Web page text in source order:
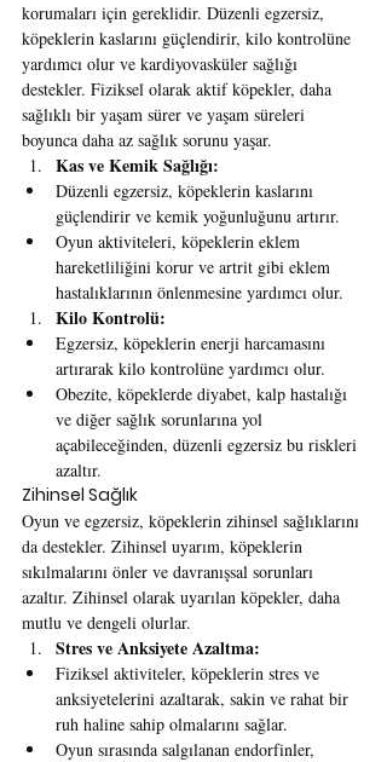
korumaları için gereklidir. Düzenli egzersiz,
köpeklerin kaslarını güçlendirir, kilo kontrolüne
yardımcı olur ve kardiyovasküler sağlığı
destekler. Fiziksel olarak aktif köpekler, daha
sağlıklı bir yaşam sürer ve yaşam süreleri
boyunca daha az sağlık sorunu yaşar.
Kas ve Kemik Sağlığı:
Düzenli egzersiz, köpeklerin kaslarını
güçlendirir ve kemik yoğunluğunu artırır.
Oyun aktiviteleri, köpeklerin eklem
hareketliliğini korur ve artrit gibi eklem
hastalıklarının önlenmesine yardımcı olur.
Kilo Kontrolü:
Egzersiz, köpeklerin enerji harcamasını
artırarak kilo kontrolüne yardımcı olur.
Obezite, köpeklerde diyabet, kalp hastalığı
ve diğer sağlık sorunlarına yol
açabileceğinden, düzenli egzersiz bu riskleri
azaltır.
Zihinsel Sağlık
Oyun ve egzersiz, köpeklerin zihinsel sağlıklarını
da destekler. Zihinsel uyarım, köpeklerin
sıkılmalarını önler ve davranışsal sorunları
azaltır. Zihinsel olarak uyarılan köpekler, daha
mutlu ve dengeli olurlar.
Stres ve Anksiyete Azaltma:
Fiziksel aktiviteler, köpeklerin stres ve
anksiyetelerini azaltarak, sakin ve rahat bir
ruh haline sahip olmalarını sağlar.
Oyun sırasında salgılanan endorfinler,